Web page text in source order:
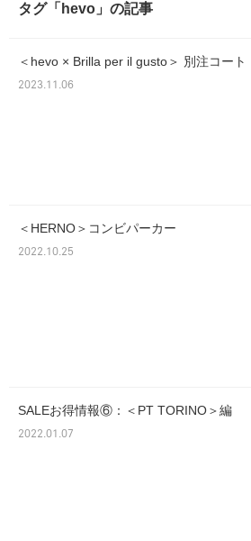
タグ「hevo」の記事
＜hevo × Brilla per il gusto＞ 別注コート
2023.11.06
＜HERNO＞コンビパーカー
2022.10.25
SALEお得情報⑥：＜PT TORINO＞編
2022.01.07